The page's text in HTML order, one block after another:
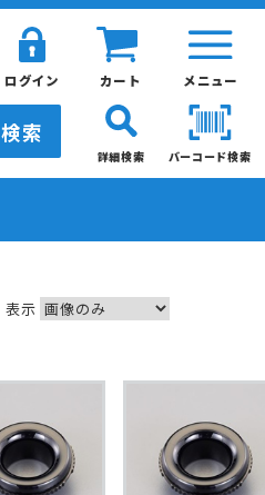
メニュー
カート
ログイン
検索
バーコード検索
詳細検索
表示